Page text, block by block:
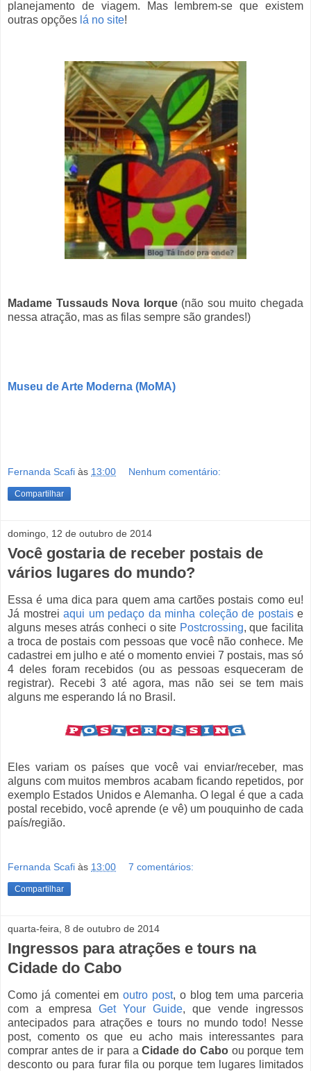
planejamento de viagem. Mas lembrem-se que existem
outras opções lá no site!
Madame Tussauds Nova Iorque (não sou muito chegada
nessa atração, mas as filas sempre são grandes!)
Museu de Arte Moderna (MoMA)
Fernanda Scafi às 13:00 Nenhum comentário:
Compartilhar
domingo, 12 de outubro de 2014
Você gostaria de receber postais de
vários lugares do mundo?
Essa é uma dica para quem ama cartões postais como eu!
Já mostrei aqui um pedaço da minha coleção de postaise
alguns meses atrás conheci o site Postcrossing, que facilita
a troca de postais com pessoas que você não conhece. Me
cadastrei em julho e até o momento enviei 7 postais, mas só
4 deles foram recebidos (ou as pessoas esqueceram de
registrar). Recebi 3 até agora, mas não sei se tem mais
alguns me esperando lá no Brasil.
Eles variam os países que você vai enviar/receber, mas
alguns com muitos membros acabam ficando repetidos, por
exemplo Estados Unidos e Alemanha. O legal é que a cada
postal recebido, você aprende (e vê) um pouquinho de cada
país/região.
Fernanda Scafi às 13:00 7 comentários:
Compartilhar
quarta-feira, 8 de outubro de 2014
Ingressos para atrações e tours na
Cidade do Cabo
Como já comentei emoutro post, o blog tem uma parceria
com a empresa Get Your Guide, que vende ingressos
antecipados para atrações e tours no mundo todo! Nesse
post, comento os que eu acho mais interessantes para
comprar antes de ir para aCidade do Caboou porque tem
desconto ou para furar fila ou porque tem lugares limitados